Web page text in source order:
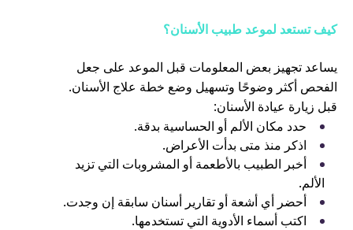
كيف تستعد لموعد طبيب الأسنان؟
يساعد تجهيز بعض المعلومات قبل الموعد على جعل
الفحص أكثر وضوحًا وتسهيل وضع خطة علاج الأسنان.
قبل زيارة عيادة الأسنان:
حدد مكان الألم أو الحساسية بدقة.
اذكر منذ متى بدأت الأعراض.
أخبر الطبيب بالأطعمة أو المشروبات التي تزيد
الألم.
أحضر أي أشعة أو تقارير أسنان سابقة إن وجدت.
اكتب أسماء الأدوية التي تستخدمها.